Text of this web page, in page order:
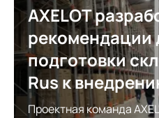
AXELOT
рекомендации
подготовки
Rus к
Проектная команда